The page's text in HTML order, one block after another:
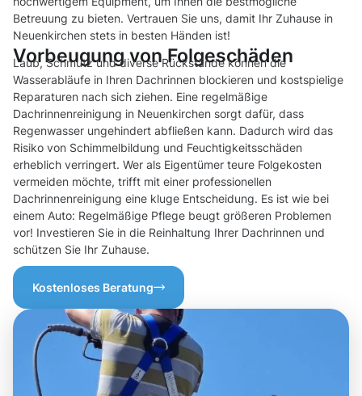
Betreuung zu bieten. Vertrauen Sie uns, damit Ihr Zuhause in
Neuenkirchen stets in besten Händen ist!
Vorbeugung von Folgeschäden
Laub, Schmutz und diverse Rückstände können die
Wasserabläufe in Ihren Dachrinnen blockieren und kostspielige
Reparaturen nach sich ziehen. Eine regelmäßige
Dachrinnenreinigung in Neuenkirchen sorgt dafür, dass
Regenwasser ungehindert abfließen kann. Dadurch wird das
Risiko von Schimmelbildung und Feuchtigkeitsschäden
erheblich verringert. Wer als Eigentümer teure Folgekosten
vermeiden möchte, trifft mit einer professionellen
Dachrinnenreinigung eine kluge Entscheidung. Es ist wie bei
einem Auto: Regelmäßige Pflege beugt größeren Problemen
vor! Investieren Sie in die Reinhaltung Ihrer Dachrinnen und
schützen Sie Ihr Zuhause.
Kostenloses Beratung